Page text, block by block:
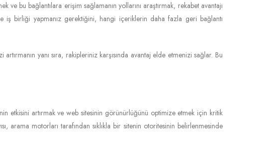
bu bağlantılara erişim sağlamanın yollarını araştırmak, rekabet avantajı
iş birliği yapmanız gerektiğini, hangi içeriklerin daha fazla geri bağlantı
yanı sıra, rakipleriniz karşısında avantaj elde etmenizi sağlar. Bu
etkisini artırmak ve web sitesinin görünürlüğünü optimize etmek için kritik
motorları tarafından sıklıkla bir sitenin otoritesinin belirlenmesinde